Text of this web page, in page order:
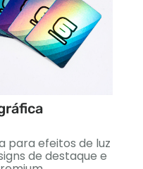
para efeitos de luz
de destaque e